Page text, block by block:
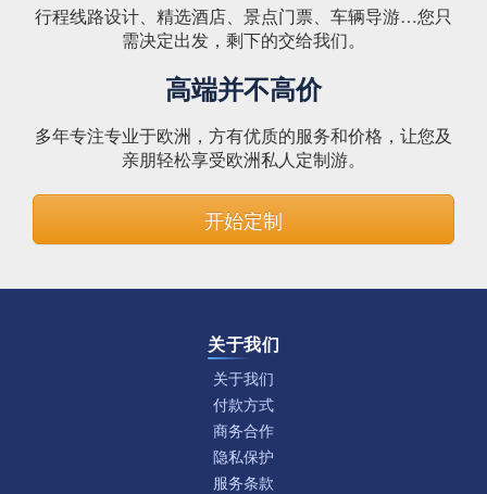
行程线路设计、精选酒店、景点门票、车辆导游…您只
需决定出发，剩下的交给我们。
高端并不高价
多年专注专业于欧洲，方有优质的服务和价格，让您及
亲朋轻松享受欧洲私人定制游。
开始定制
关于我们
关于我们
付款方式
商务合作
隐私保护
服务条款